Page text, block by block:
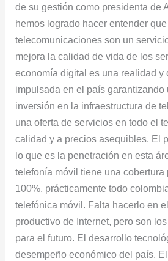
de su gestión como presidenta de
hemos logrado hacer entender
telecomunicaciones son un
mejora la calidad de vida de los
economía digital es una realidad y
impulsada en el país garantizando
inversión en la infraestructura de
una oferta de servicios en todo el
calidad y a precios asequibles. El
lo que es la penetración en esta
telefonía móvil tiene una cobertura
100%, prácticamente todo
telefónica móvil. Falta hacerlo en
productivo de Internet, pero son
para el futuro. El desarrollo
desempeño económico del país.